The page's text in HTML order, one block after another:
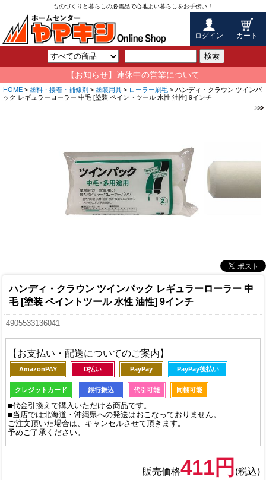
ものづくりと暮らしの必需品で心地よい暮らしをお手伝い！
ログイン カート
検索
【お知らせ】連休中の営業について
HOME > 塗料・接着・補修剤 > 塗装用具 > ローラー刷毛 > ハンディ・クラウン ツインパ
ック レギュラーローラー 中毛 [塗装 ペイントツール 水性 油性] 9インチ
ハンディ・クラウン ツインパック レギュラーローラー 中
毛 [塗装 ペイントツール 水性 油性] 9インチ
4905533136041
【お支払い・配送についてのご案内】
AmazonPAY D払い PayPay PayPay後払い
クレジットカード 銀行振込 代引可能 同梱可能
■代金引換えで購入いただける商品です。
■当店では北海道・沖縄県への発送はおこなっておりません。
ご注文頂いた場合は、キャンセルさせて頂きます。
予めご了承ください。
販売価格411円 (税込)